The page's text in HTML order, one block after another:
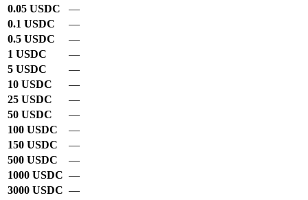
0.05 USDC
—
0.1 USDC
—
0.5 USDC
—
1 USDC
—
5 USDC
—
10 USDC
—
25 USDC
—
50 USDC
—
100 USDC
—
150 USDC
—
500 USDC
—
1000 USDC —
3000 USDC —